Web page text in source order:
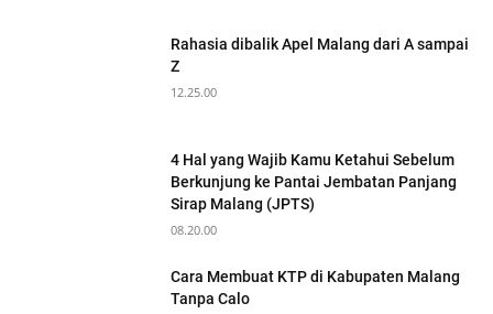
Rahasia dibalik Apel Malang dari A sampai
Z
12.25.00
4 Hal yang Wajib Kamu Ketahui Sebelum
Berkunjung ke Pantai Jembatan Panjang
Sirap Malang (JPTS)
08.20.00
Cara Membuat KTP di Kabupaten Malang
Tanpa Calo